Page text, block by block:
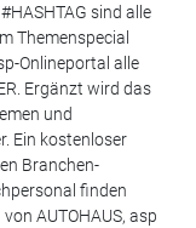
sind alle
Themenspecial
Onlineportal alle
Ergänzt wird das
und
Ein kostenloser
Branchen-
finden
AUTOHAUS, asp